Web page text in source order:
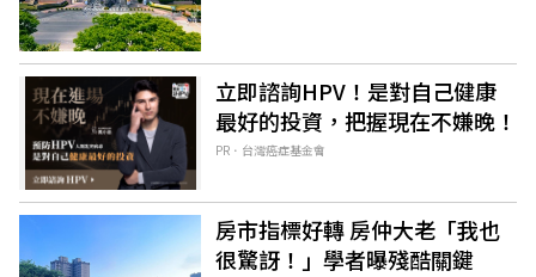
立即諮詢HPV！是對自己健康
最好的投資，把握現在不嫌晚！
PR．台灣癌症基金會
房市指標好轉 房仲大老「我也
很驚訝！」學者曝殘酷關鍵